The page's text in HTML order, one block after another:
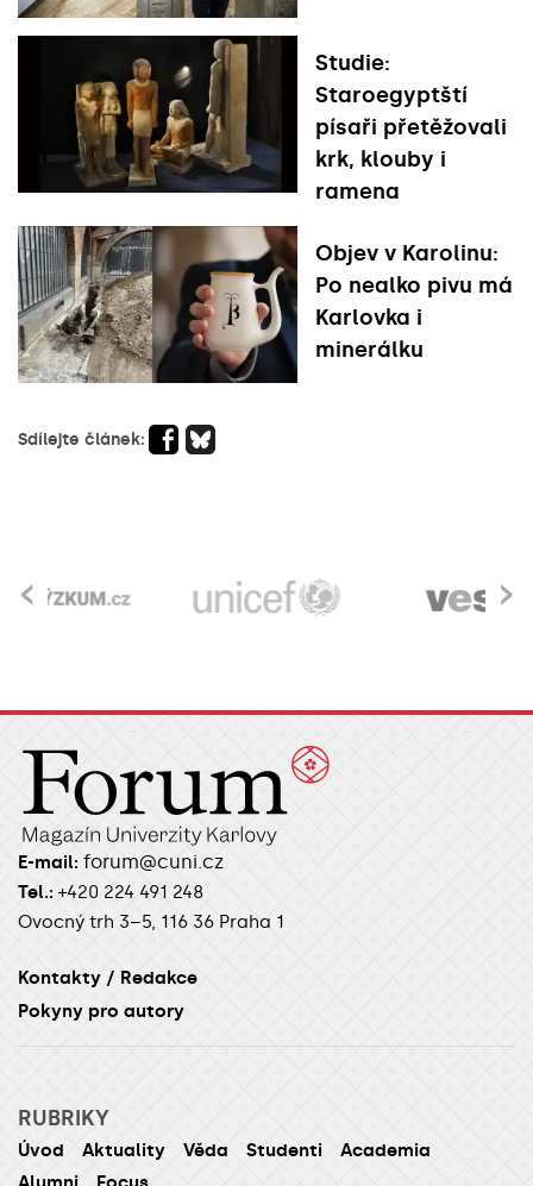
Studie:
Staroegyptští
písaři přetěžovali
krk, klouby i
ramena
Objev v Karolinu:
Po nealko pivu má
Karlovka i
minerálku
Sdílejte článek:
›
‹
E-mail: forum@cuni.cz
Tel.: +420 224 491 248
Ovocný trh 3–5, 116 36 Praha 1
Kontakty / Redakce
Pokyny pro autory
RUBRIKY
Úvod Aktuality Věda Studenti
Academia